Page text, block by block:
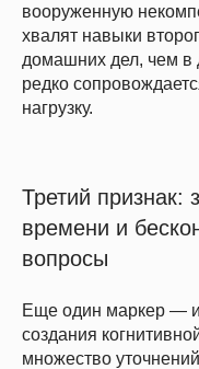
вооруженную
хвалят навыки
домашних дел, чем в
редко
нагрузку.
Третий признак:
времени и
вопросы
Еще один маркер —
создания
множество